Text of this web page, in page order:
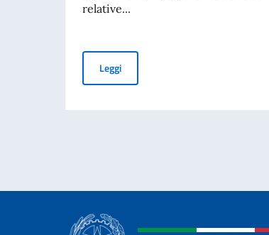
relative...
LeggiPAGAMENTO DELLE TARIFFE